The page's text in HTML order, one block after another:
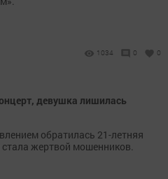
1034 0 0
девушка лишилась
обратилась 21-летняя
жертвой мошенников.